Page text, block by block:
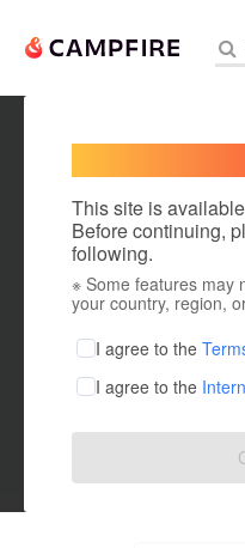
This site is
Before continuing,
following.
※ Some features may
your country, region,
I agree to the
I agree to the